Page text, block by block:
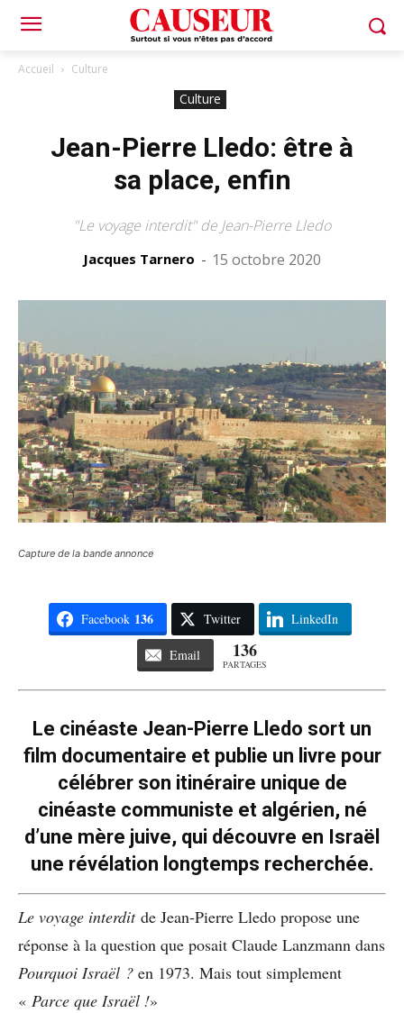
Accueil Culture
Culture
Jean-Pierre Lledo: être à
sa place, enfin
"Le voyage interdit" de Jean-Pierre Lledo
Jacques Tarnero - 15 octobre 2020
Capture de la bande annonce
Facebook 136 Twitter LinkedIn
Email 136
PARTAGES
Le cinéaste Jean-Pierre Lledo sort un
film documentaire et publie un livre pour
célébrer son itinéraire unique de
cinéaste communiste et algérien, né
d’une mère juive, qui découvre en Israël
une révélation longtemps recherchée.
Le voyage interdit de Jean-Pierre Lledo propose une
réponse à la question que posait Claude Lanzmann dans
Pourquoi Israël ? en 1973. Mais tout simplement
« Parce que Israël !»